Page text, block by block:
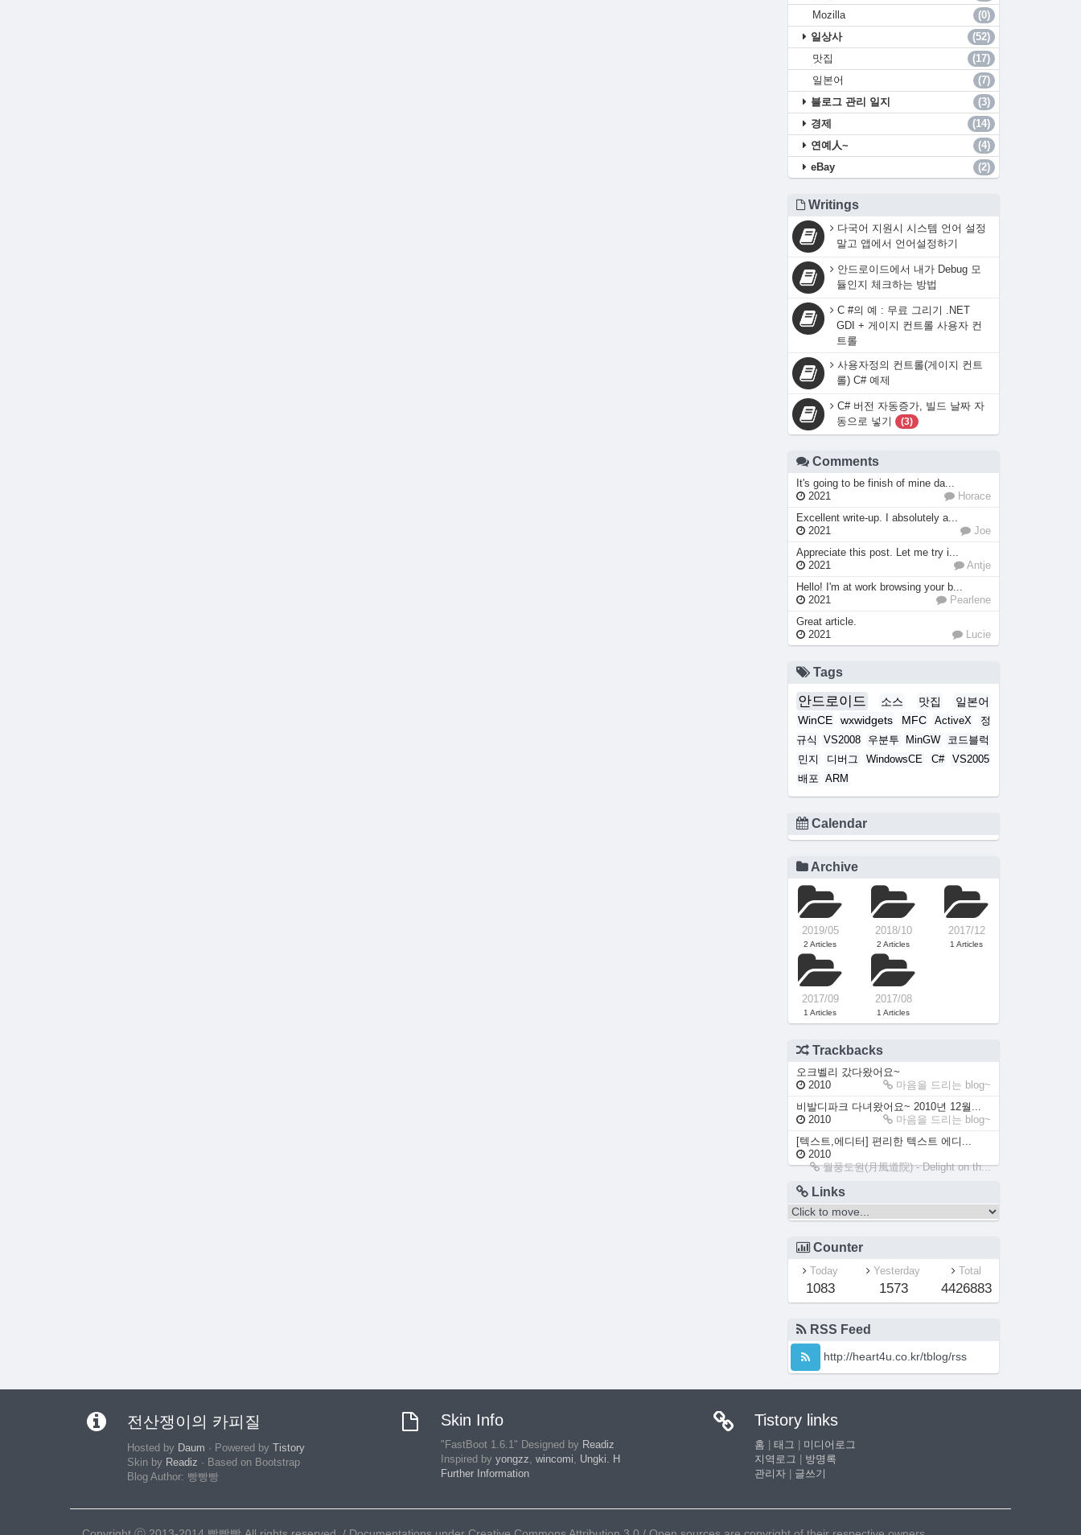
Mozilla
(0)
일상사
(52)
맛집
(17)
일본어
(7)
블로그 관리 일지
(3)
경제
(14)
연예人~
(4)
eBay
(2)
Writings
다국어 지원시 시스템 언어 설정
말고 앱에서 언어설정하기
안드로이드에서 내가 Debug 모
듈인지 체크하는 방법
C #의 예 : 무료 그리기 .NET
GDI + 게이지 컨트롤 사용자 컨
트롤
사용자정의 컨트롤(게이지 컨트
롤) C# 예제
C# 버전 자동증가, 빌드 날짜 자
동으로 넣기
(3)
Comments
It's going to be finish of mine da...
2021
Horace
Excellent write-up. I absolutely a...
2021
Joe
Appreciate this post. Let me try i...
2021
Antje
Hello! I'm at work browsing your b...
2021
Pearlene
Great article.
2021
Lucie
Tags
안드로이드 소스 맛집
일본어
WinCE
wxwidgets MFC ActiveX
정
규식
VS2008 우분투 MinGW
코드블럭
민지
디버그 WindowsCE C#
VS2005
배포
ARM
Calendar
Archive
2019/05
2 Articles
2018/10
2 Articles
2017/12
1 Articles
2017/09
1 Articles
2017/08
1 Articles
Trackbacks
오크벨리 갔다왔어요~
2010
마음을 드리는 blog~
비발디파크 다녀왔어요~ 2010년 12월...
2010
마음을 드리는 blog~
[텍스트,에디터] 편리한 텍스트 에디...
2010
월풍도원(月風道院) - Delight on th...
Links
Counter
Today
1083
Yesterday
1573
Total
4426883
RSS Feed
http://heart4u.co.kr/tblog/rss
전산쟁이의 카피질
Hosted by Daum · Powered by Tistory
Skin by Readiz · Based on Bootstrap
Blog Author: 빵빵빵
Skin Info
"FastBoot 1.6.1" Designed by Readiz
Inspired by yongzz wincomi
Ungki. H
Further Information
Tistory links
홈 태그
미디어로그
지역로그
방명록
관리자
글쓰기